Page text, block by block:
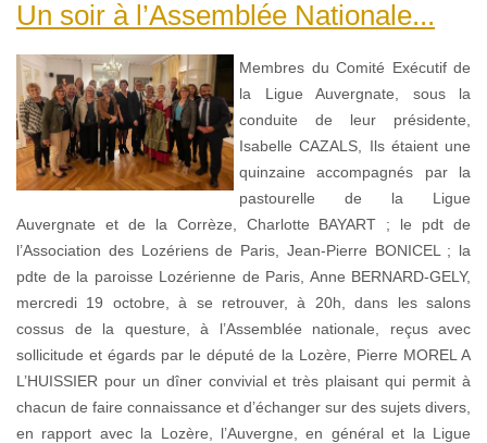
Un soir à l’Assemblée Nationale...
Membres du Comité Exécutif de
la Ligue Auvergnate, sous la
conduite de leur présidente,
Isabelle CAZALS, Ils étaient une
quinzaine accompagnés par la
pastourelle de la Ligue
Auvergnate et de la Corrèze, Charlotte BAYART ; le pdt de
l’Association des Lozériens de Paris, Jean-Pierre BONICEL ; la
pdte de la paroisse Lozérienne de Paris, Anne BERNARD-GELY,
mercredi 19 octobre, à se retrouver, à 20h, dans les salons
cossus de la questure, à l’Assemblée nationale, reçus avec
sollicitude et égards par le député de la Lozère, Pierre MOREL A
L’HUISSIER pour un dîner convivial et très plaisant qui permit à
chacun de faire connaissance et d’échanger sur des sujets divers,
en rapport avec la Lozère, l’Auvergne, en général et la Ligue